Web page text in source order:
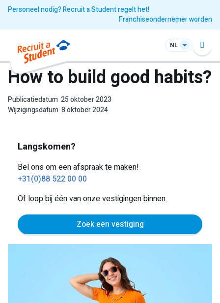
Personeel nodig? Recruit a Student regelt het!
Franchiseondernemer worden
NL
How to build good habits?
Publicatiedatum 25 oktober 2023
Wijzigingsdatum 8 oktober 2024
Langskomen?
Bel ons om een afspraak te maken!
+31(0)88 522 00 00
Of loop bij één van onze vestigingen binnen.
Zoek een vestiging